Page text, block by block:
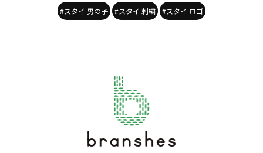
#スタイ 男の子 #スタイ 刺繍 #スタイ ロゴ